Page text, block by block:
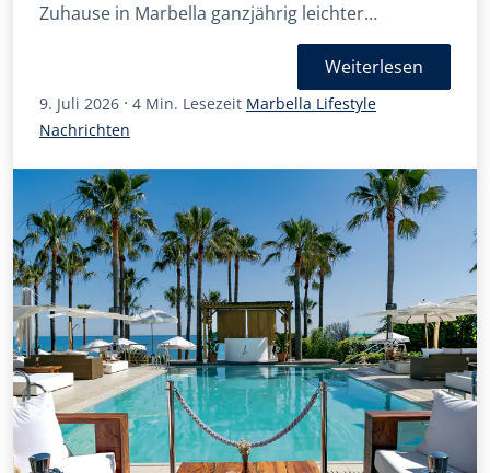
Zuhause in Marbella ganzjährig leichter
erreichbar, nutzbar und genießbar.
Weiterlesen
9. Juli 2026 · 4 Min. Lesezeit Marbella Lifestyle
Nachrichten